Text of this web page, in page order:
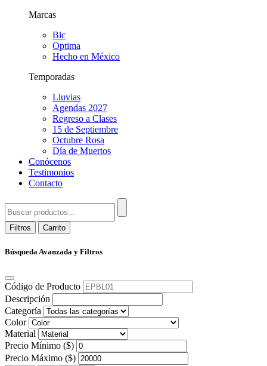
Marcas
Bic
Optima
Hecho en México
Temporadas
Lluvias
Agendas 2027
Regreso a Clases
15 de Septiembre
Octubre Rosa
Día de Muertos
Conócenos
Testimonios
Contacto
Filtros Carrito
Búsqueda Avanzada y Filtros
Código de Producto
Descripción
Categoría
Color
Material
Precio Mínimo ($)
Precio Máximo ($)